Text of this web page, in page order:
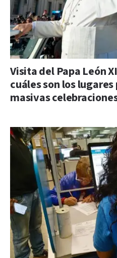
Visita del Papa León
cuáles son los
masivas